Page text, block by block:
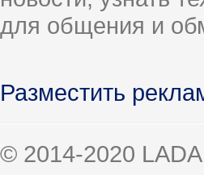
для общения и
Разместить
© 2014-2020